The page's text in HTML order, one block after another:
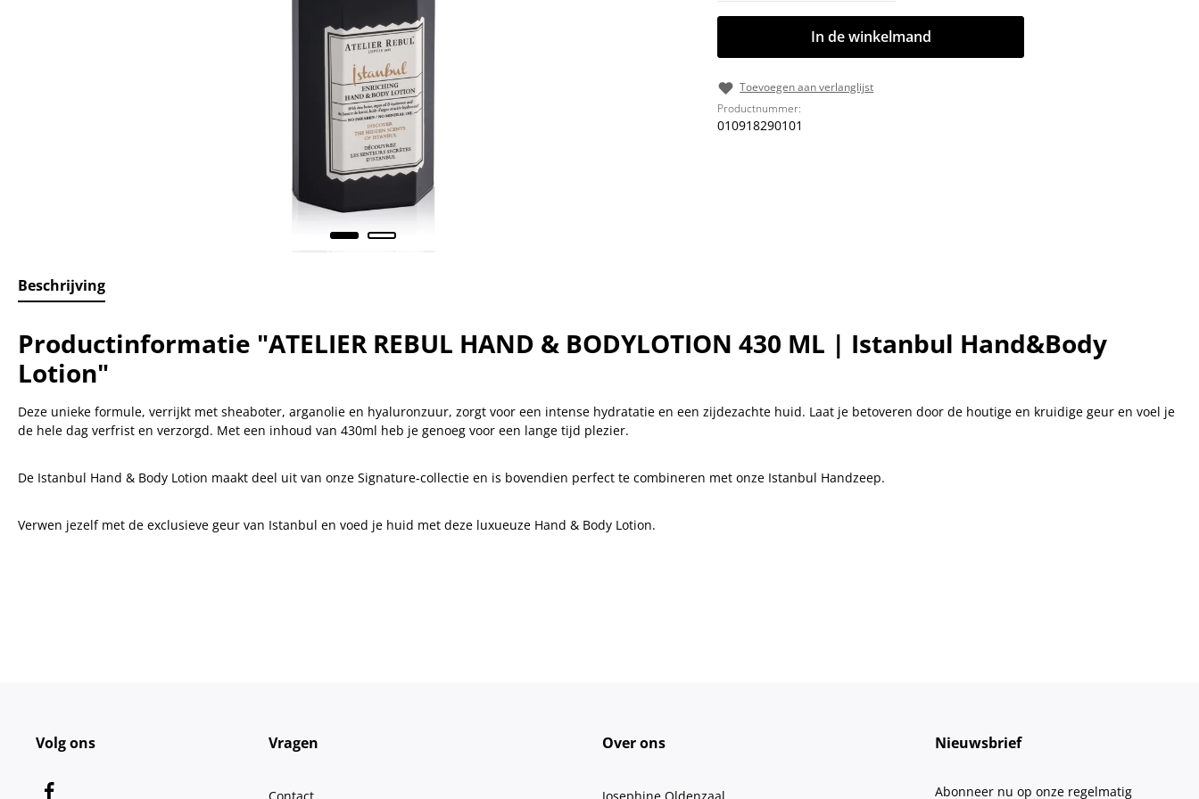
In de winkelmand
Toevoegen aan verlanglijst
Productnummer:
010918290101
Beschrijving
Productinformatie "ATELIER REBUL HAND & BODYLOTION 430 ML | Istanbul Hand&Body
Lotion"
Deze unieke formule, verrijkt met sheaboter, arganolie en hyaluronzuur, zorgt voor een intense hydratatie en een zijdezachte huid. Laat je betoveren door de houtige en kruidige geur en voel je
de hele dag verfrist en verzorgd. Met een inhoud van 430ml heb je genoeg voor een lange tijd plezier.
De Istanbul Hand & Body Lotion maakt deel uit van onze Signature-collectie en is bovendien perfect te combineren met onze Istanbul Handzeep.
Verwen jezelf met de exclusieve geur van Istanbul en voed je huid met deze luxueuze Hand & Body Lotion.
Volg ons Vragen Over ons Nieuwsbrief
Abonneer nu op onze regelmatig